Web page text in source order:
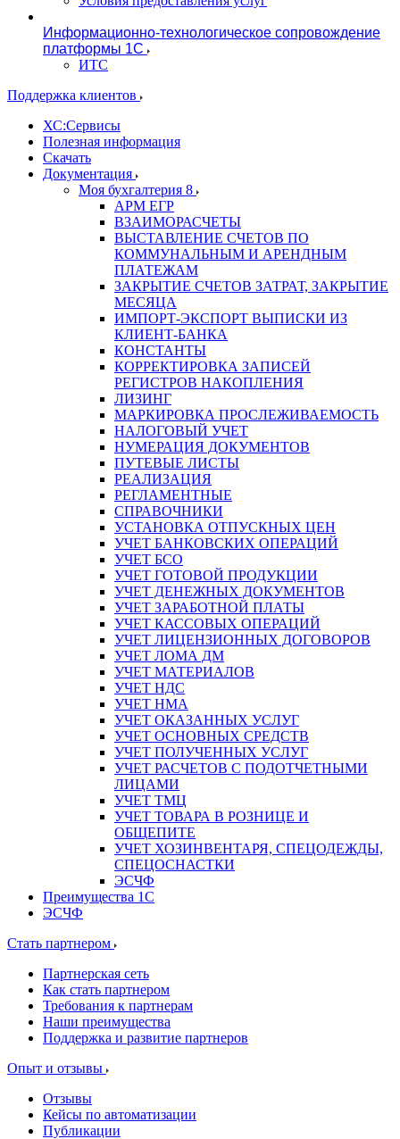
Информационно-технологическое сопровождение
платформы 1С
ИТС
Поддержка клиентов
ХС:Сервисы
Полезная информация
Скачать
Документация
Моя бухгалтерия 8
АРМ ЕГР
ВЗАИМОРАСЧЕТЫ
ВЫСТАВЛЕНИЕ СЧЕТОВ ПО
КОММУНАЛЬНЫМ И АРЕНДНЫМ
ПЛАТЕЖАМ
ЗАКРЫТИЕ СЧЕТОВ ЗАТРАТ, ЗАКРЫТИЕ
МЕСЯЦА
ИМПОРТ-ЭКСПОРТ ВЫПИСКИ ИЗ
КЛИЕНТ-БАНКА
КОНСТАНТЫ
КОРРЕКТИРОВКА ЗАПИСЕЙ
РЕГИСТРОВ НАКОПЛЕНИЯ
ЛИЗИНГ
МАРКИРОВКА ПРОСЛЕЖИВАЕМОСТЬ
НАЛОГОВЫЙ УЧЕТ
НУМЕРАЦИЯ ДОКУМЕНТОВ
ПУТЕВЫЕ ЛИСТЫ
РЕАЛИЗАЦИЯ
РЕГЛАМЕНТНЫЕ
СПРАВОЧНИКИ
УСТАНОВКА ОТПУСКНЫХ ЦЕН
УЧЕТ БАНКОВСКИХ ОПЕРАЦИЙ
УЧЕТ БСО
УЧЕТ ГОТОВОЙ ПРОДУКЦИИ
УЧЕТ ДЕНЕЖНЫХ ДОКУМЕНТОВ
УЧЕТ ЗАРАБОТНОЙ ПЛАТЫ
УЧЕТ КАССОВЫХ ОПЕРАЦИЙ
УЧЕТ ЛИЦЕНЗИОННЫХ ДОГОВОРОВ
УЧЕТ ЛОМА ДМ
УЧЕТ МАТЕРИАЛОВ
УЧЕТ НДС
УЧЕТ НМА
УЧЕТ ОКАЗАННЫХ УСЛУГ
УЧЕТ ОСНОВНЫХ СРЕДСТВ
УЧЕТ ПОЛУЧЕННЫХ УСЛУГ
УЧЕТ РАСЧЕТОВ С ПОДОТЧЕТНЫМИ
ЛИЦАМИ
УЧЕТ ТМЦ
УЧЕТ ТОВАРА В РОЗНИЦЕ И
ОБЩЕПИТЕ
УЧЕТ ХОЗИНВЕНТАРЯ, СПЕЦОДЕЖДЫ,
СПЕЦОСНАСТКИ
ЭСЧФ
Преимущества 1С
ЭСЧФ
Стать партнером
Партнерская сеть
Как стать партнером
Требования к партнерам
Наши преимущества
Поддержка и развитие партнеров
Опыт и отзывы
Отзывы
Кейсы по автоматизации
Публикации